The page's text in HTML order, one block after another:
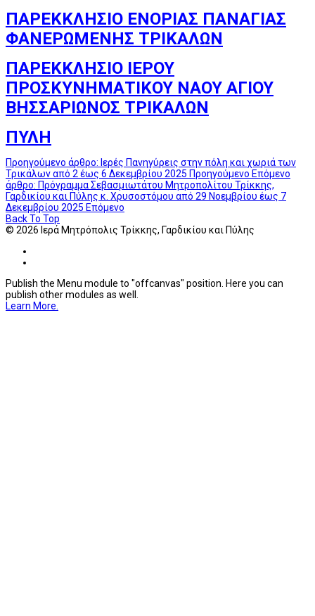
ΠΑΡΕΚΚΛΗΣΙΟ ΕΝΟΡΙΑΣ ΠΑΝΑΓΙΑΣ
ΦΑΝΕΡΩΜΕΝΗΣ ΤΡΙΚΑΛΩΝ
ΠΑΡΕΚΚΛΗΣΙΟ ΙΕΡΟΥ
ΠΡΟΣΚΥΝΗΜΑΤΙΚΟΥ ΝΑΟΥ ΑΓΙΟΥ
ΒΗΣΣΑΡΙΩΝΟΣ ΤΡΙΚΑΛΩΝ
ΠΥΛΗ
Προηγούμενο άρθρο: Ιερές Πανηγύρεις στην πόλη και χωριά των
Τρικάλων από 2 έως 6 Δεκεμβρίου 2025 Προηγούμενο Επόμενο
άρθρο: Πρόγραμμα Σεβασμιωτάτου Μητροπολίτου Τρίκκης,
Γαρδικίου και Πύλης κ. Χρυσοστόμου από 29 Νοεμβρίου έως 7
Δεκεμβρίου 2025 Επόμενο
Back To Top
© 2026 Ιερά Μητρόπολις Τρίκκης, Γαρδικίου και Πύλης
Publish the Menu module to "offcanvas" position. Here you can
publish other modules as well.
Learn More.